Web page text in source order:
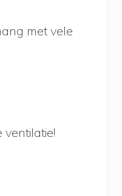
met vele
ventilatie!